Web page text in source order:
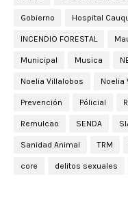
Gobierno Hospital
INCENDIO FORESTAL
Municipal Musica
Noelia Villalobos Noelia
Prevención Pólicial
Remulcao SENDA
Sanidad Animal TRM
core delitos sexuales